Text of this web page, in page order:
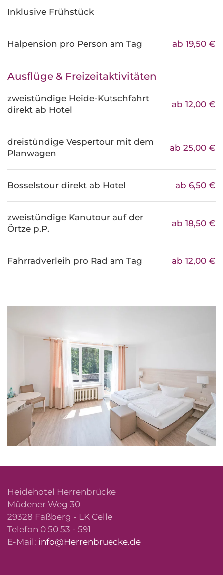
Inklusive Frühstück
Halpension pro Person am Tag ab 19,50 €
Ausflüge & Freizeitaktivitäten
zweistündige Heide-Kutschfahrt
direkt ab Hotel
ab 12,00 €
dreistündige Vespertour mit dem
Planwagen
ab 25,00 €
Bosselstour direkt ab Hotel ab 6,50 €
zweistündige Kanutour auf der
Örtze p.P.
ab 18,50 €
Fahrradverleih pro Rad am Tag ab 12,00 €
Heidehotel Herrenbrücke
Müdener Weg 30
29328 Faßberg - LK Celle
Telefon 0 50 53 - 591
E-Mail: info@Herrenbruecke.de